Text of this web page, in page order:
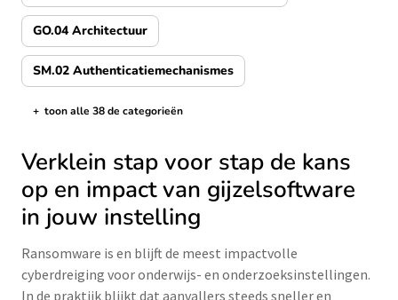
GO.04 Architectuur
SM.02 Authenticatiemechanismes
de categorieën tonen/verbergen
+ toon alle 38 de categorieën
Verklein stap voor stap de kans
op en impact van gijzelsoftware
in jouw instelling
Ransomware is en blijft de meest impactvolle
cyberdreiging voor onderwijs- en onderzoeksinstellingen.
In de praktijk blijkt dat aanvallers steeds sneller en